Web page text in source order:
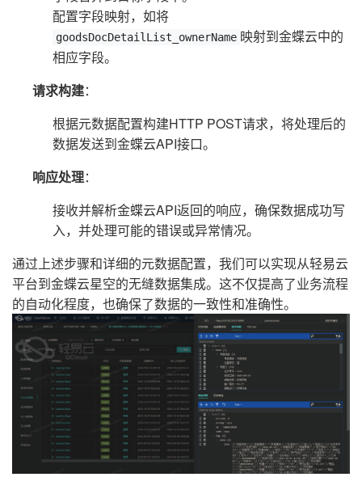
配置字段映射，如将
goodsDocDetailList_ownerName 映射到金蝶云中的
相应字段。
请求构建：
根据元数据配置构建HTTP POST请求，将处理后的
数据发送到金蝶云API接口。
响应处理：
接收并解析金蝶云API返回的响应，确保数据成功写
入，并处理可能的错误或异常情况。
通过上述步骤和详细的元数据配置，我们可以实现从轻易云
平台到金蝶云星空的无缝数据集成。这不仅提高了业务流程
的自动化程度，也确保了数据的一致性和准确性。